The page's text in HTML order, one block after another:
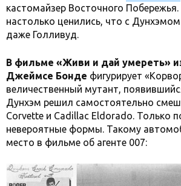
кастомайзер Восточного
настолько ценились, что с
даже Голливуд.
В фильме «Живи и дай умереть»
Джеймсе Бонде фигурирует
величественный мутант,
Дунхэм решил самостоятельно
Corvette и Cadillac Eldorado. Только
невероятные формы. Такому
место в фильме об агенте 007: